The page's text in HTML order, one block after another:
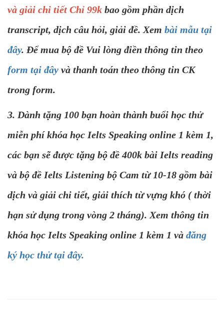
và giải chi tiết Chỉ 99k bao gồm phần dịch
transcript, dịch câu hỏi, giải đề. Xem bài mẫu tại
đây. Để mua bộ đề Vui lòng điền thông tin theo
form tại đây và thanh toán theo thông tin CK
trong form.
3. Dành tặng 100 bạn hoàn thành buổi học thử
miễn phí khóa học Ielts Speaking online 1 kèm 1,
các bạn sẽ được tặng bộ đề 400k bài Ielts reading
và bộ đề Ielts Listening bộ Cam từ 10-18 gồm bài
dịch và giải chi tiết, giải thích từ vựng khó ( thời
hạn sử dụng trong vòng 2 tháng). Xem thông tin
khóa học Ielts Speaking online 1 kèm 1 và đăng
ký học thử tại đây.